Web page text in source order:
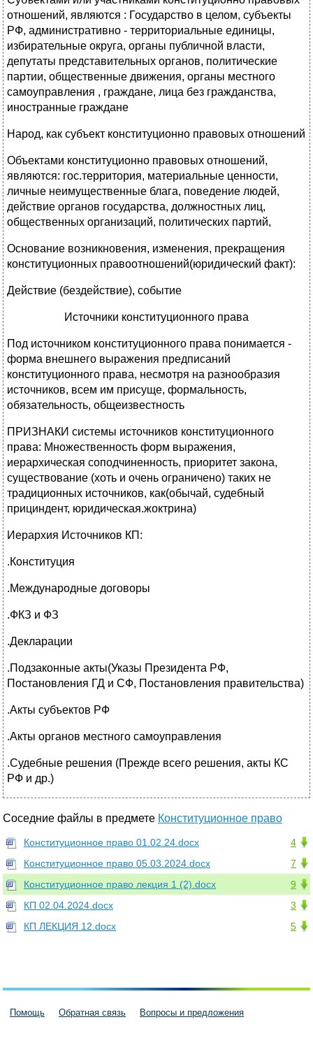
отношений, являются : Государство в целом, субъекты
РФ, административно - территориальные единицы,
избирательные округа, органы публичной власти,
депутаты представительных органов, политические
партии, общественные движения, органы местного
самоуправления , граждане, лица без гражданства,
иностранные граждане
Народ, как субъект конституционно правовых отношений
Объектами конституционно правовых отношений,
являются: гос.территория, материальные ценности,
личные неимущественные блага, поведение людей,
действие органов государства, должностных лиц,
общественных организаций, политических партий,
Основание возникновения, изменения, прекращения
конституционных правоотношений(юридический факт):
Действие (бездействие), событие
Источники конституционного права
Под источником конституционного права понимается -
форма внешнего выражения предписаний
конституционного права, несмотря на разнообразия
источников, всем им присуще, формальность,
обязательность, общеизвестность
ПРИЗНАКИ системы источников конституционного
права: Множественность форм выражения,
иерархическая соподчиненность, приоритет закона,
существование (хоть и очень ограничено) таких не
традиционных источников, как(обычай, судебный
прициндент, юридическая.жоктрина)
Иерархия Источников КП:
.Конституция
.Международные договоры
.ФКЗ и ФЗ
.Декларации
.Подзаконные акты(Указы Президента РФ,
Постановления ГД и СФ, Постановления правительства)
.Акты субъектов РФ
.Акты органов местного самоуправления
.Судебные решения (Прежде всего решения, акты КС
РФ и др.)
Соседние файлы в предмете Конституционное право
4
Конституционное право 01.02.24.docx
7
Конституционное право 05.03.2024.docx
9
Конституционное право лекция 1 (2).docx
3
КП 02.04.2024.docx
5
КП ЛЕКЦИЯ 12.docx
Помощь Обратная связь Вопросы и предложения